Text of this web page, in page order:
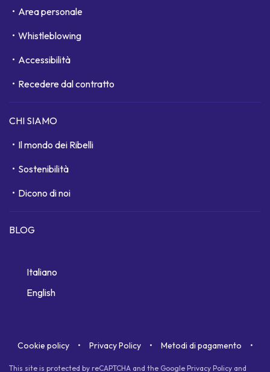
Area personale
Whistleblowing
Accessibilità
Recedere dal contratto
CHI SIAMO
Il mondo dei Ribelli
Sostenibilità
Dicono di noi
BLOG
Italiano
English
Cookie policy Privacy Policy Metodi di pagamento
This site is protected by reCAPTCHA and the Google Privacy Policy and